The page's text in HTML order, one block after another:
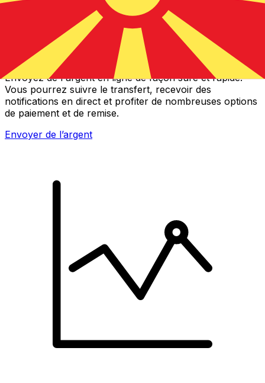
Transferts d'argent internationaux avec Xe
Envoyez de l'argent en ligne de façon sûre et rapide.
Vous pourrez suivre le transfert, recevoir des
notifications en direct et profiter de nombreuses options
de paiement et de remise.
Envoyer de l’argent